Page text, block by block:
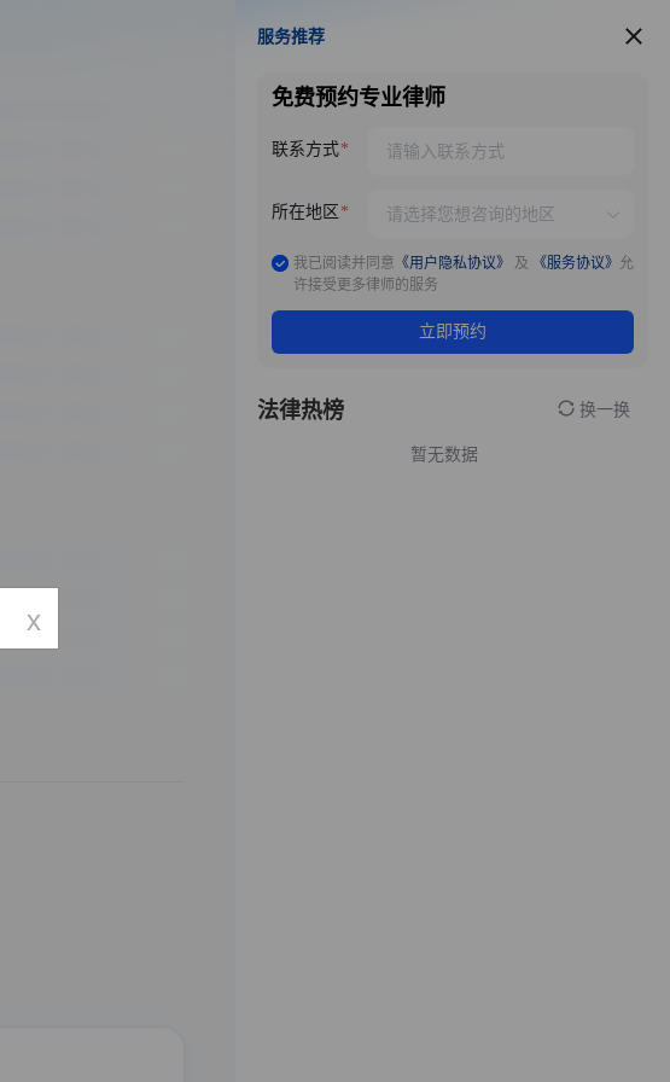
服务推荐
服务推荐
免费预约专业律师
联系方式
所在地区
我已阅读并同意 《用户隐私协议》 及 《服务协议》 允
许接受更多律师的服务
立即预约
法律热榜 换一换
暂无数据
x